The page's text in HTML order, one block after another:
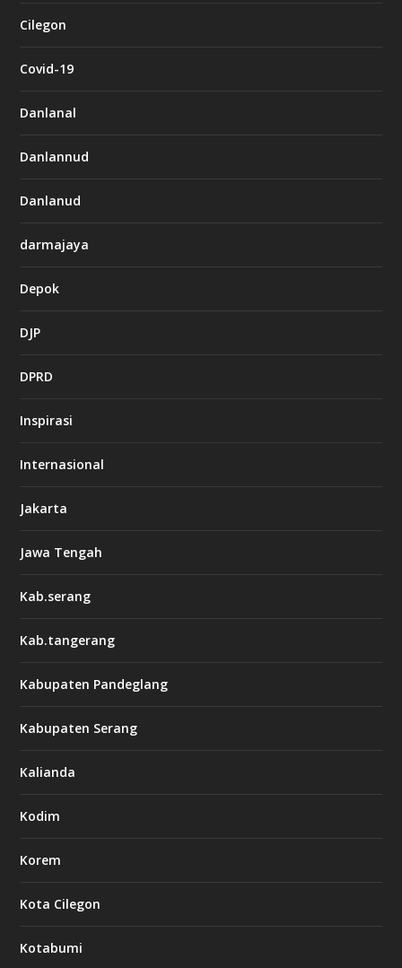
Cilegon
Covid-19
Danlanal
Danlannud
Danlanud
darmajaya
Depok
DJP
DPRD
Inspirasi
Internasional
Jakarta
Jawa Tengah
Kab.serang
Kab.tangerang
Kabupaten Pandeglang
Kabupaten Serang
Kalianda
Kodim
Korem
Kota Cilegon
Kotabumi